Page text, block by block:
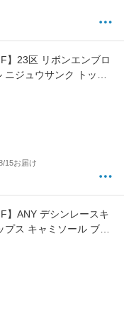
】23区 リボンエンブロ
ニジュウサンク トップ
ブラック ベージュ
15お届け
】ANY デシンレースキ
プス キャミソール ブラ